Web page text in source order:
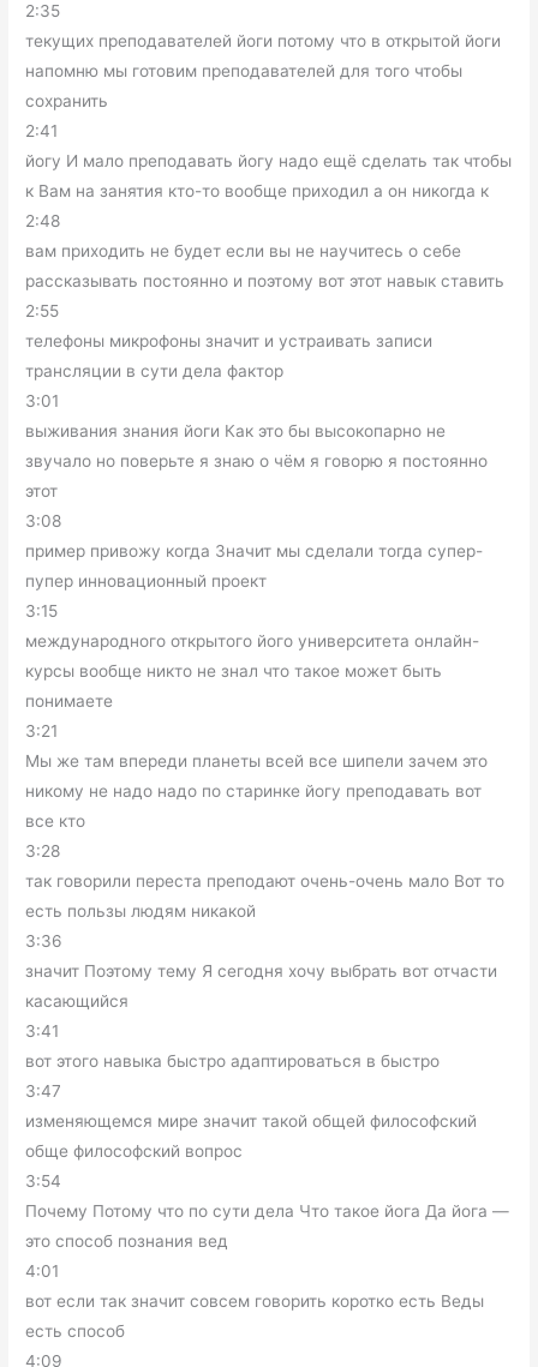
2:35
текущих преподавателей йоги потому что в открытой йоги
напомню мы готовим преподавателей для того чтобы
сохранить
2:41
йогу И мало преподавать йогу надо ещё сделать так чтобы
к Вам на занятия кто-то вообще приходил а он никогда к
2:48
вам приходить не будет если вы не научитесь о себе
рассказывать постоянно и поэтому вот этот навык ставить
2:55
телефоны микрофоны значит и устраивать записи
трансляции в сути дела фактор
3:01
выживания знания йоги Как это бы высокопарно не
звучало но поверьте я знаю о чём я говорю я постоянно
этот
3:08
пример привожу когда Значит мы сделали тогда супер-
пупер инновационный проект
3:15
международного открытого його университета онлайн-
курсы вообще никто не знал что такое может быть
понимаете
3:21
Мы же там впереди планеты всей все шипели зачем это
никому не надо надо по старинке йогу преподавать вот
все кто
3:28
так говорили переста преподают очень-очень мало Вот то
есть пользы людям никакой
3:36
значит Поэтому тему Я сегодня хочу выбрать вот отчасти
касающийся
3:41
вот этого навыка быстро адаптироваться в быстро
3:47
изменяющемся мире значит такой общей философский
обще философский вопрос
3:54
Почему Потому что по сути дела Что такое йога Да йога —
это способ познания вед
4:01
вот если так значит совсем говорить коротко есть Веды
есть способ
4:09